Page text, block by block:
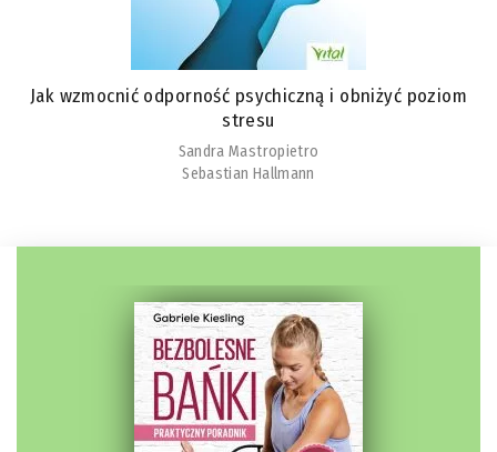
Jak wzmocnić odporność psychiczną i obniżyć poziom
stresu
Sandra Mastropietro
Sebastian Hallmann